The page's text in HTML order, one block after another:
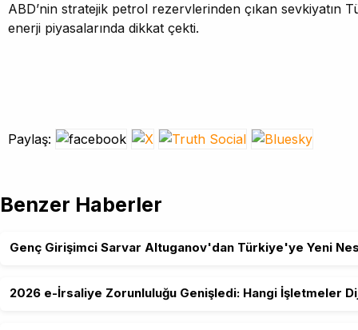
ABD’nin stratejik petrol rezervlerinden çıkan sevkiyatın
enerji piyasalarında dikkat çekti.
Paylaş:
Benzer Haberler
Genç Girişimci Sarvar Altuganov'dan Türkiye'ye Yeni
2026 e-İrsaliye Zorunluluğu Genişledi: Hangi İşletmeler